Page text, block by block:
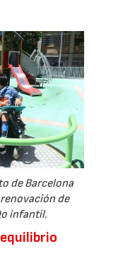
de Barcelona
de
infantil.